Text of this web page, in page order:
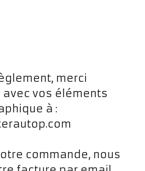
merci
avec vos éléments
à :
commande, nous